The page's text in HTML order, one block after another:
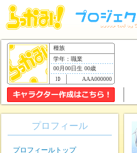
種族
学年：職業
00月00日生 00歳
AAA000000
プロフィール
プロフィールトップ